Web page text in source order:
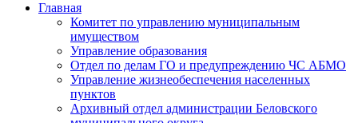
Главная
Комитет по управлению муниципальным
имуществом
Управление образования
Отдел по делам ГО и предупреждению ЧС АБМО
Управление жизнеобеспечения населенных
пунктов
Архивный отдел администрации Беловского